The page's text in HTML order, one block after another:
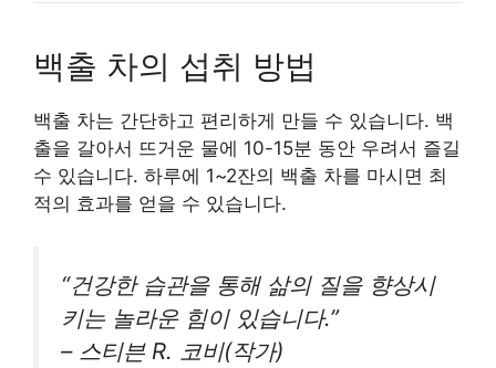
백출 차의 섭취 방법
백출 차는 간단하고 편리하게 만들 수 있습니다. 백
출을 갈아서 뜨거운 물에 10-15분 동안 우려서 즐길
수 있습니다. 하루에 1~2잔의 백출 차를 마시면 최
적의 효과를 얻을 수 있습니다.
“건강한 습관을 통해 삶의 질을 향상시
키는 놀라운 힘이 있습니다.”
– 스티븐 R. 코비(작가)